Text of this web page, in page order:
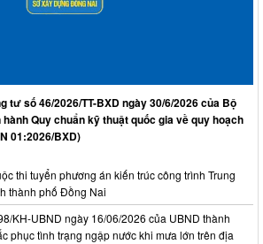
tư số 46/2026/TT-BXD ngày 30/6/2026 của Bộ
Quy chuẩn kỹ thuật quốc gia về quy hoạch
01:2026/BXD)
thi tuyển phương án kiến trúc công trình Trung
thành phố Đồng Nai
KH-UBND ngày 16/06/2026 của UBND thành
phục tình trạng ngập nước khi mưa lớn trên địa